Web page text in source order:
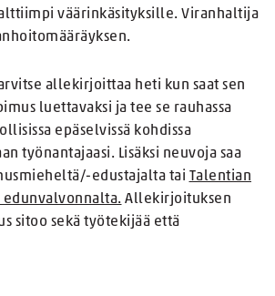
väärinkäsityksille. Viranhaltija
allekirjoittaa heti kun saat sen
luettavaksi ja tee se rauhassa
epäselvissä kohdissa
työnantajaasi. Lisäksi neuvoja saa
edustajalta tai Talentian
Allekirjoituksen
sitoo sekä työtekijää että